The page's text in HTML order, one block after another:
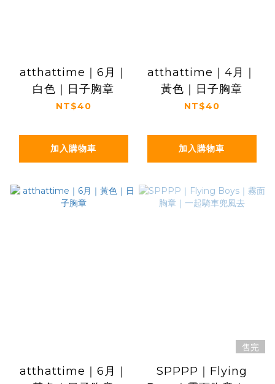
atthattime｜6月｜
白色｜日子胸章
NT$40
加入購物車
atthattime｜4月｜
黃色｜日子胸章
NT$40
加入購物車
atthattime｜6月｜
售完
SPPPP｜Flying